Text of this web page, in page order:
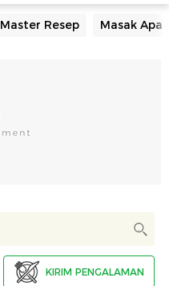
Master Resep Masak Apa
KIRIM PENGALAMAN